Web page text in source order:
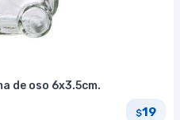
de oso 6x3.5cm.
$19